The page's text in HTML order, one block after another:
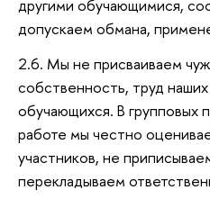
другими обучающимися,
допускаем обмана,
2.6. Мы не присваиваем
собственность, труд
обучающихся. В групповых
работе мы честно
участников, не
перекладываем